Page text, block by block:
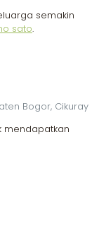
semakin
sato.
Bogor, Cikuray
mendapatkan